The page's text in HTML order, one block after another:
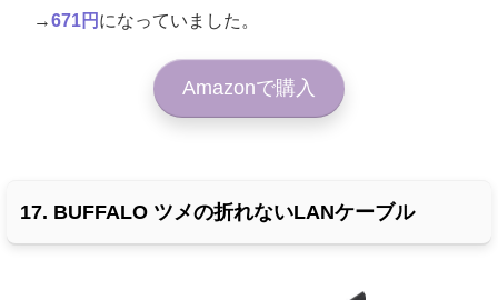
→671円 になっていました。
Amazonで購入
17. BUFFALO ツメの折れないLANケーブル